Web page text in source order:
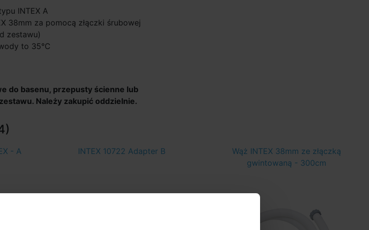
INTEX A
38mm za pomocą złączki śrubowej
zestawu)
to 35°C
do basenu, przepusty ścienne lub
Należy zakupić oddzielnie.
- A INTEX 10722 Adapter B
Wąż INTEX 38mm ze złączką
gwintowaną - 300cm